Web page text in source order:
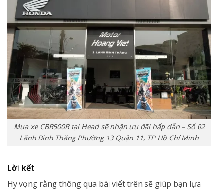
Mua xe CBR500R tại Head sẽ nhận ưu đãi hấp dẫn – Số 02
Lãnh Binh Thăng Phường 13 Quận 11, TP Hồ Chí Minh
Lời kết
Hy vọng rằng thông qua bài viết trên sẽ giúp bạn lựa